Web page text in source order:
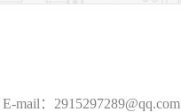
：2915297289@qq.com